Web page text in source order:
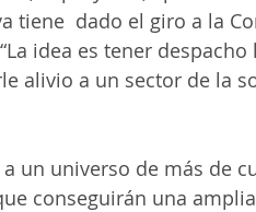
tiene  dado el giro a la
idea es tener despacho
alivio a un sector de la
un universo de más de
conseguirán una